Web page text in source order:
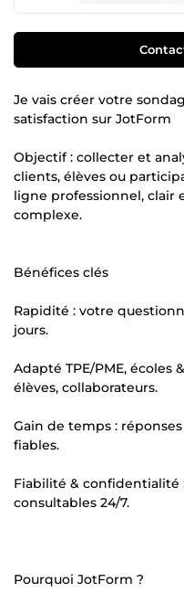
Je vais créer votre
satisfaction sur JotForm
Objectif : collecter et
clients, élèves ou
ligne professionnel, clair
complexe.
Bénéfices clés
Rapidité : votre
jours.
Adapté TPE/PME, écoles
élèves, collaborateurs.
Gain de temps :
fiables.
Fiabilité & confidentialité
consultables 24/7.
Pourquoi JotForm ?